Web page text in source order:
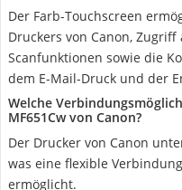
Der Farb-Touchscreen
Druckers von Canon,
Scanfunktionen sowie die
dem E-Mail-Druck und der
Welche
MF651Cw von Canon?
Der Drucker von Canon
was eine flexible
ermöglicht.